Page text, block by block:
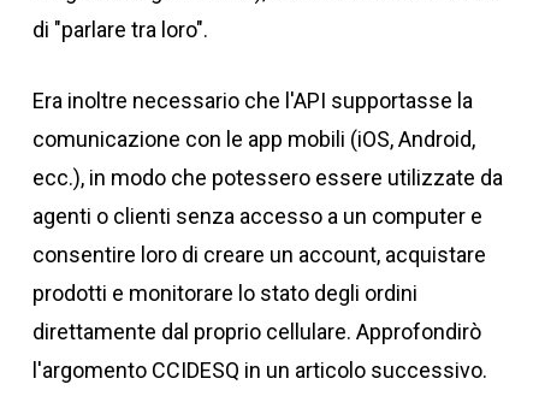
di "parlare tra loro".
Era inoltre necessario che l'API supportasse la
comunicazione con le app mobili (iOS, Android,
ecc.), in modo che potessero essere utilizzate da
agenti o clienti senza accesso a un computer e
consentire loro di creare un account, acquistare
prodotti e monitorare lo stato degli ordini
direttamente dal proprio cellulare. Approfondirò
l'argomento CCIDESQ in un articolo successivo.